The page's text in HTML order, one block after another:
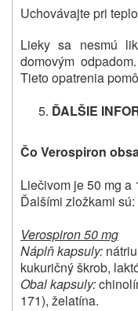
Uchovávajte pri
Lieky sa nesmú
domovým
Tieto opatrenia
ĎALŠIE
Čo Verospiron
Liečivom je 50 mg a
Ďalšími zložkami sú:
Verospiron 50 mg
Náplň kapsuly:
kukuričný škrob,
Obal kapsuly:
171), želatína.